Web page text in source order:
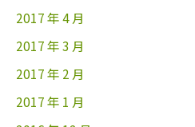
2017 年 4 月
2017 年 3 月
2017 年 2 月
2017 年 1 月